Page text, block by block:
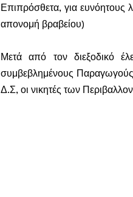
Επιπρόσθετα, για ευνόητους
απονομή βραβείου)
Μετά από τον διεξοδικό
συμβεβλημένους
Δ.Σ, οι νικητές των